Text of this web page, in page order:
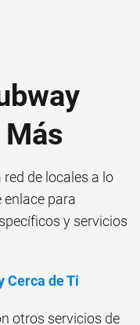
de locales a lo
enlace para
y servicios
Cerca de Ti
otros servicios de